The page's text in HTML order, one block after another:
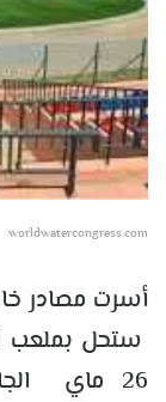
worldwatercongress.com
أسرت مصادر
ستحل بملعب
26 ماي